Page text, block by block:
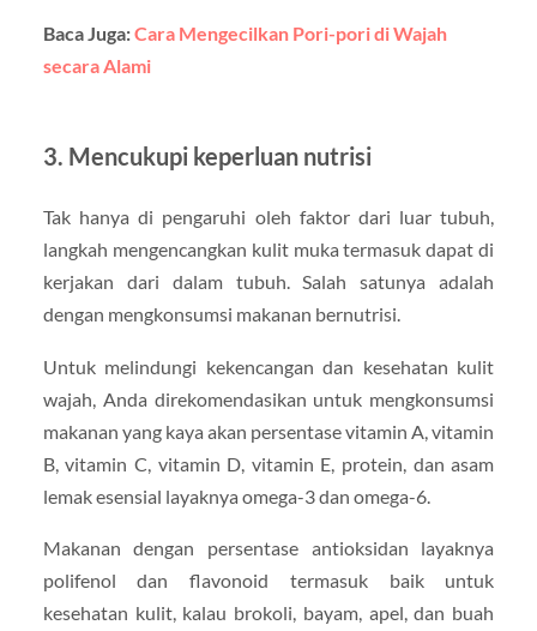
Baca Juga:Cara Mengecilkan Pori-pori di Wajah
secara Alami
3. Mencukupi keperluan nutrisi
Tak hanya di pengaruhi oleh faktor dari luar tubuh,
langkah mengencangkan kulit muka termasuk dapat di
kerjakan dari dalam tubuh. Salah satunya adalah
dengan mengkonsumsi makanan bernutrisi.
Untuk melindungi kekencangan dan kesehatan kulit
wajah, Anda direkomendasikan untuk mengkonsumsi
makanan yang kaya akan persentase vitamin A, vitamin
B, vitamin C, vitamin D, vitamin E, protein, dan asam
lemak esensial layaknya omega-3 dan omega-6.
Makanan dengan persentase antioksidan layaknya
polifenol dan flavonoid termasuk baik untuk
kesehatan kulit, kalau brokoli, bayam, apel, dan buah